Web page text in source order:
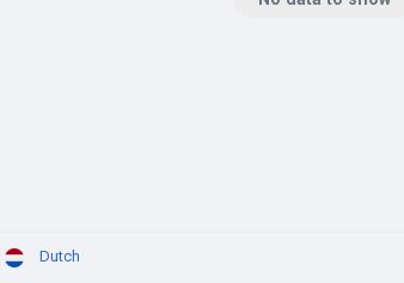
Dutch